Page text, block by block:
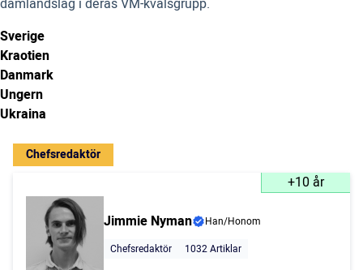
damlandslag i deras VM-kvalsgrupp.
Sverige
Kraotien
Danmark
Ungern
Ukraina
Chefsredaktör
+10 år
Jimmie Nyman
Han/Honom
Chefsredaktör
1032 Artiklar